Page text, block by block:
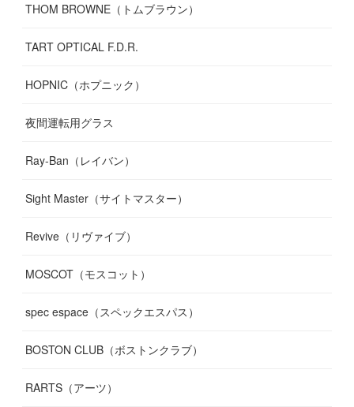
THOM BROWNE（トムブラウン）
TART OPTICAL F.D.R.
HOPNIC（ホプニック）
夜間運転用グラス
Ray-Ban（レイバン）
Sight Master（サイトマスター）
Revive（リヴァイブ）
MOSCOT（モスコット）
spec espace（スペックエスパス）
BOSTON CLUB（ボストンクラブ）
RARTS（アーツ）